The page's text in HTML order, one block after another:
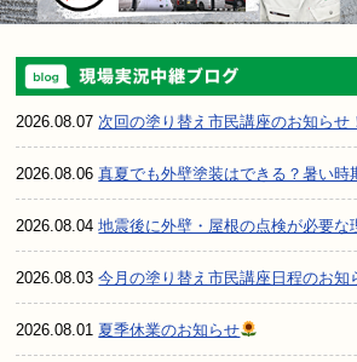
2026.08.07次回の塗り替え市民講座のお知らせ
2026.08.06真夏でも外壁塗装はできる？暑い
2026.08.04地震後に外壁・屋根の点検が必要な
2026.08.03今月の塗り替え市民講座日程のお知
2026.08.01 夏季休業のお知らせ